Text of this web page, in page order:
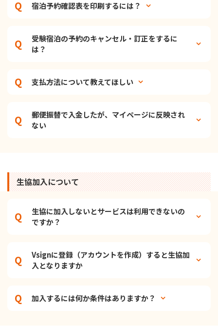
宿泊予約確認表を印刷するには？
受験宿泊の予約のキャンセル・訂正をするに
は？
支払方法について教えてほしい
郵便振替で入金したが、マイページに反映され
ない
生協加入について
生協に加入しないとサービスは利用できないの
ですか？
Vsignに登録（アカウントを作成）すると生協加
入となりますか
加入するには何か条件はありますか？